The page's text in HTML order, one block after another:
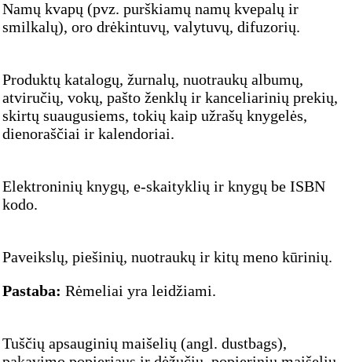
Namų kvapų (pvz. purškiamų namų kvepalų ir
smilkalų), oro drėkintuvų, valytuvų, difuzorių.
Produktų katalogų, žurnalų, nuotraukų albumų,
atviručių, vokų, pašto ženklų ir kanceliarinių prekių,
skirtų suaugusiems, tokių kaip užrašų knygelės,
dienoraščiai ir kalendoriai.
Elektroninių knygų, e-skaityklių ir knygų be ISBN
kodo.
Paveikslų, piešinių, nuotraukų ir kitų meno kūrinių.
Pastaba: Rėmeliai yra leidžiami.
Tuščių apsauginių maišelių (angl. dustbags),